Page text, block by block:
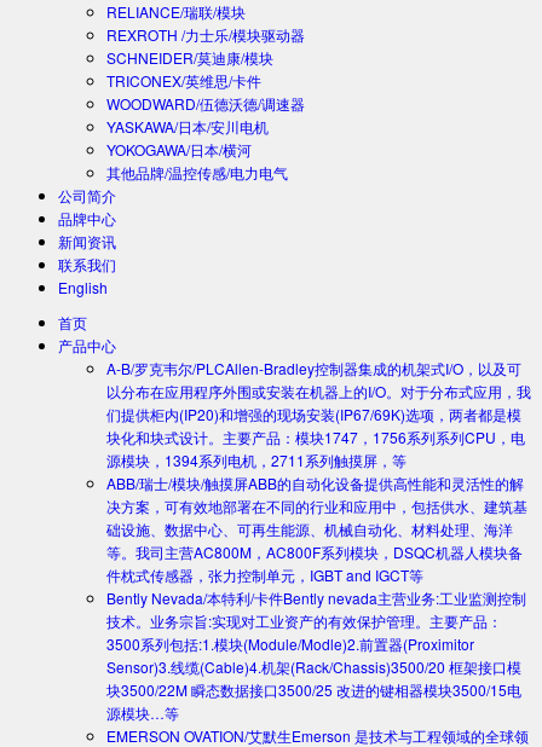
RELIANCE/瑞联/模块
REXROTH /力士乐/模块驱动器
SCHNEIDER/莫迪康/模块
TRICONEX/英维思/卡件
WOODWARD/伍德沃德/调速器
YASKAWA/日本/安川电机
YOKOGAWA/日本/横河
其他品牌/温控传感/电力电气
公司简介
品牌中心
新闻资讯
联系我们
English
首页
产品中心
A-B/罗克韦尔/PLCAllen-Bradley控制器集成的机架式I/O，以及可
以分布在应用程序外围或安装在机器上的I/O。对于分布式应用，我
们提供柜内(IP20)和增强的现场安装(IP67/69K)选项，两者都是模
块化和块式设计。主要产品：模块1747，1756系列系列CPU，电
源模块，1394系列电机，2711系列触摸屏，等
ABB/瑞士/模块/触摸屏ABB的自动化设备提供高性能和灵活性的解
决方案，可有效地部署在不同的行业和应用中，包括供水、建筑基
础设施、数据中心、可再生能源、机械自动化、材料处理、海洋
等。我司主营AC800M，AC800F系列模块，DSQC机器人模块备
件枕式传感器，张力控制单元，IGBT and IGCT等
Bently Nevada/本特利/卡件Bently nevada主营业务:工业监测控制
技术。业务宗旨:实现对工业资产的有效保护管理。主要产品：
3500系列包括:1.模块(Module/Modle)2.前置器(Proximitor
Sensor)3.线缆(Cable)4.机架(Rack/Chassis)3500/20 框架接口模
块3500/22M 瞬态数据接口3500/25 改进的键相器模块3500/15电
源模块…等
EMERSON OVATION/艾默生Emerson 是技术与工程领域的全球领